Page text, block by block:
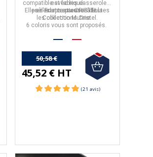
est fabriqué
enFranceparCRISTEL.
compatible avec les casseroles,
poêles et sauteuses de la
Collection Mutine.
Elles s'adaptent aussi à toutes
les collections Cristel.
6 coloris vous sont proposés.
50,58 €
45,52 € HT